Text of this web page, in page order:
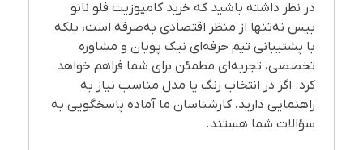
در نظر داشته باشید که خرید کامپوزیت فلو نانو
بیس نه‌تنها از منظر اقتصادی به‌صرفه است، بلکه
با پشتیبانی تیم حرفه‌ای نیک پویان و مشاوره
تخصصی، تجربه‌ای مطمئن برای شما فراهم خواهد
کرد. اگر در انتخاب رنگ یا مدل مناسب نیاز به
راهنمایی دارید، کارشناسان ما آماده پاسخگویی به
سؤالات شما هستند.